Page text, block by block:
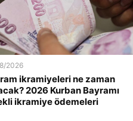
2026
ikramiyeleri ne zaman
2026 Kurban Bayramı
ikramiye ödemeleri